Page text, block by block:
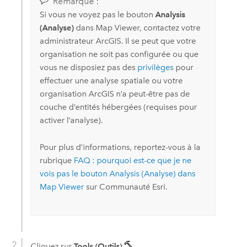
Si vous ne voyez pas le bouton Analysis
(Analyse)dans Map Viewer, contactez votre
administrateur ArcGIS. Il se peut que votre
organisation ne soit pas configurée ou que
vous ne disposiez pas des privilègespour
effectuer une analyse spatiale ou votre
organisation ArcGIS n’a peut-être pas de
couche d’entités hébergées (requises pour
activer l’analyse).
Pour plus d’informations, reportez-vous à la
rubrique FAQ : pourquoi est-ce que je ne
vois pas le bouton Analysis (Analyse) dans
Map Viewersur Communauté Esri.